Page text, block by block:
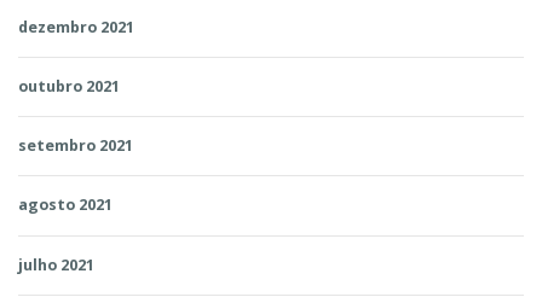
dezembro 2021
outubro 2021
setembro 2021
agosto 2021
julho 2021